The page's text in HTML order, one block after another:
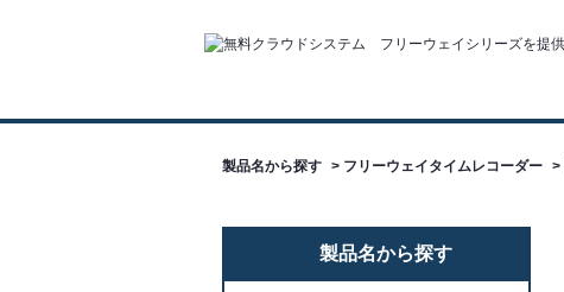
製品名から探す > フリーウェイタイムレコーダー >
製品名から探す